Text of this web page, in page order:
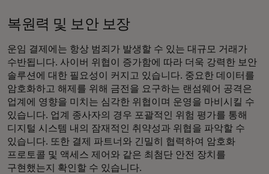
복원력 및 보안 보장
운임 결제에는 항상 범죄가 발생할 수 있는 대규모 거래가
수반됩니다. 사이버 위협이 증가함에 따라 더욱 강력한 보안
솔루션에 대한 필요성이 커지고 있습니다. 중요한 데이터를
암호화하고 해제를 위해 금전을 요구하는 랜섬웨어 공격은
업계에 영향을 미치는 심각한 위협이며 운영을 마비시킬 수
있습니다. 업계 종사자의 경우 포괄적인 위험 평가를 통해
디지털 시스템 내의 잠재적인 취약성과 위협을 파악할 수
있습니다. 또한 결제 파트너와 긴밀히 협력하여 암호화
프로토콜 및 액세스 제어와 같은 최첨단 안전 장치를
구현했는지 확인할 수 있습니다.